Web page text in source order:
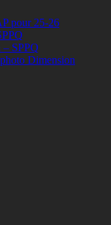
pour 25-26
SPPQ
Dimension